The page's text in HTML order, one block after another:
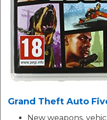
Grand Theft Auto
New weapons,